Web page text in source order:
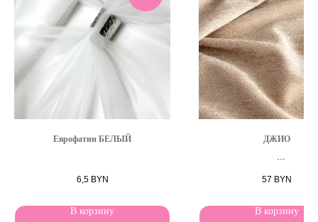
Еврофатин БЕЛЫЙ
6,5 BYN
В корзину
ДЖИО
57 BYN
В корзину